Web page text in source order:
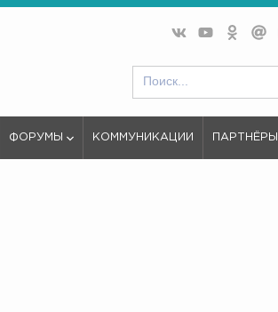
ФОРУМЫ КОММУНИКАЦИИ ПАРТНЁРЫ